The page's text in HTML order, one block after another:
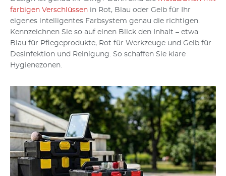
farbigen Verschlüssen in Rot, Blau oder Gelb für Ihr
eigenes intelligentes Farbsystem genau die richtigen.
Kennzeichnen Sie so auf einen Blick den Inhalt – etwa
Blau für Pflegeprodukte, Rot für Werkzeuge und Gelb für
Desinfektion und Reinigung. So schaffen Sie klare
Hygienezonen.